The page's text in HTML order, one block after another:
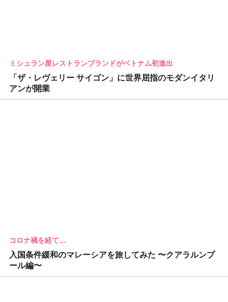
ミシュラン星レストランブランドがベトナム初進出
「ザ・レヴェリー サイゴン」に世界屈指のモダンイタリ
アンが開業
コロナ禍を経て…
入国条件緩和のマレーシアを旅してみた 〜クアラルンプ
ール編〜